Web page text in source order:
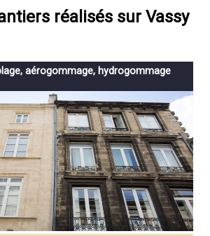
réalisés sur Vassy
aérogommage, hydrogommage